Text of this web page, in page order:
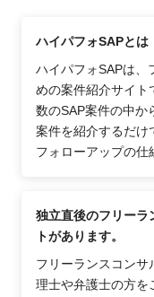
ハイパフォSAPとは
ハイパフォSAPは、
めの案件紹介サイト
数のSAP案件の中か
案件を紹介するだけ
フォローアップの仕
独立直後のフリーラ
トがあります。
フリーランスコンサ
理士や弁護士の方を